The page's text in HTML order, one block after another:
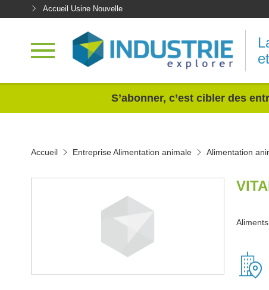
Accueil Usine Nouvelle
S’abonner, c’est cibler des
Accueil Entreprise Alimentation animale Alimentation